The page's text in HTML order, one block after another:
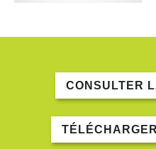
CONSULTER